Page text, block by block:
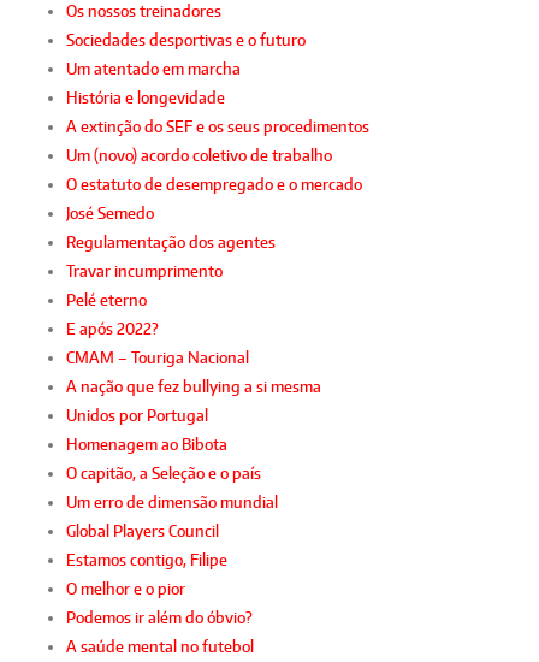
Os nossos treinadores
Sociedades desportivas e o futuro
Um atentado em marcha
História e longevidade
A extinção do SEF e os seus procedimentos
Um (novo) acordo coletivo de trabalho
O estatuto de desempregado e o mercado
José Semedo
Regulamentação dos agentes
Travar incumprimento
Pelé eterno
E após 2022?
CMAM – Touriga Nacional
A nação que fez bullying a si mesma
Unidos por Portugal
Homenagem ao Bibota
O capitão, a Seleção e o país
Um erro de dimensão mundial
Global Players Council
Estamos contigo, Filipe
O melhor e o pior
Podemos ir além do óbvio?
A saúde mental no futebol